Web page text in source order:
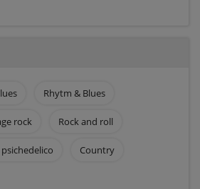
Rhytm & Blues
rock Rock and roll
psichedelico Country